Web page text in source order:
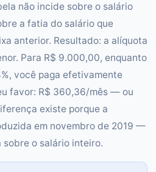
não incide sobre o salário
a fatia do salário que
anterior. Resultado: a alíquota
Para R$ 9.000,00, enquanto
você paga efetivamente
favor: R$ 360,36/mês — ou
existe porque a
em novembro de 2019 —
o salário inteiro.